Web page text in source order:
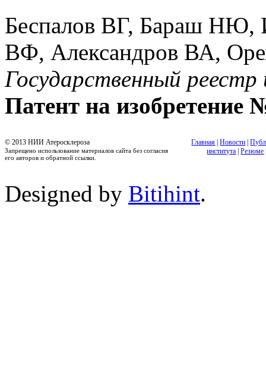
Беспалов ВГ, Бараш НЮ,
ВФ, Александров ВА,
Государственный
Патент на изобретение
© 2013 НИИ Атеросклероза
Запрещено использование материалов сайта без согласия
его авторов и обратной ссылки.
Главная |Новости |
института |Резюме
Designed by Bitihint.